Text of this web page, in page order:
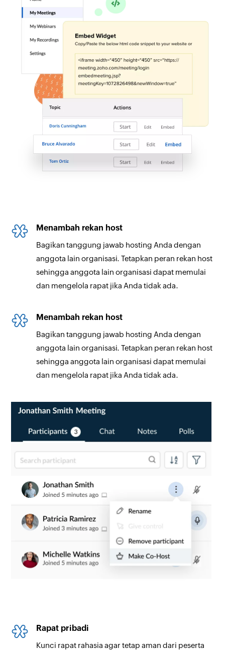
Menambah rekan host
Bagikan tanggung jawab hosting Anda dengan
anggota lain organisasi. Tetapkan peran rekan host
sehingga anggota lain organisasi dapat memulai
dan mengelola rapat jika Anda tidak ada.
Menambah rekan host
Bagikan tanggung jawab hosting Anda dengan
anggota lain organisasi. Tetapkan peran rekan host
sehingga anggota lain organisasi dapat memulai
dan mengelola rapat jika Anda tidak ada.
Rapat pribadi
Kunci rapat rahasia agar tetap aman dari peserta